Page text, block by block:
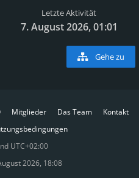
Letzte Aktivität
7. August 2026, 01:01
Gehe zu
Mitglieder Das Team
Kontakt
UTC+02:00
2026, 18:08